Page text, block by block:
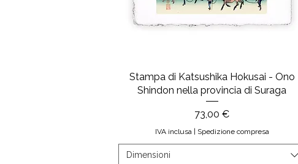
Stampa di Katsushika Hokusai - Ono
Shindon nella provincia di Suraga
Prezzo
73,00 €
IVA inclusa| Spedizione compresa
Dimensioni